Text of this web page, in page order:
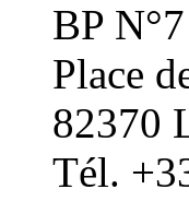
BP N°7
Place
82370
Tél.